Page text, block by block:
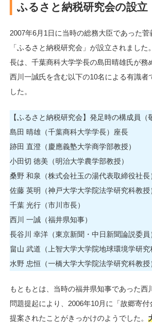
ふるさと納税研究会の設立
2007年6月1日に当時の総務大臣であった
「ふるさと納税研究会」が設立されました
長は、千葉商科大学学長の島田晴雄氏が務
西川一誠氏を含む以下の10名による有識者
した。
【ふるさと納税研究会】発足時の構成員（
島田 晴雄（千葉商科大学学長）座長
跡田 直澄（慶應義塾大学商学部教授）
小田切 徳美（明治大学農学部教授）
桑野 和泉（株式会社玉の湯代表取締役社長
佐藤 英明（神戸大学大学院法学研究科教授
千葉 光行（市川市長）
西川 一誠（福井県知事）
長谷川 幸洋（東京新聞・中日新聞論説委員
畠山 武道（上智大学大学院地球環境学研究
水野 忠恒（一橋大学大学院法学研究科教授
もともとは、当時の福井県知事であった西
問題提起により、2006年10月に「故郷寄
提案されたことがきっかけのようでした。